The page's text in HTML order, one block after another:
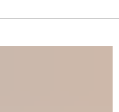
pentru intrare